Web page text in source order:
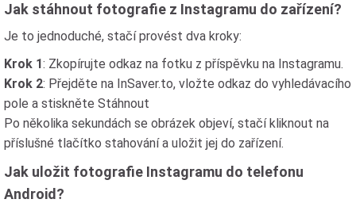
Jak stáhnout fotografie z Instagramu do zařízení?
Je to jednoduché, stačí provést dva kroky:
Krok 1: Zkopírujte odkaz na fotku z příspěvku na Instagramu.
Krok 2: Přejděte na InSaver.to, vložte odkaz do vyhledávacího
pole a stiskněte Stáhnout
Po několika sekundách se obrázek objeví, stačí kliknout na
příslušné tlačítko stahování a uložit jej do zařízení.
Jak uložit fotografie Instagramu do telefonu
Android?